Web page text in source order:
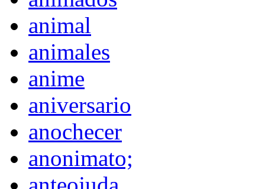
animal
animales
anime
aniversario
anochecer
anonimato;